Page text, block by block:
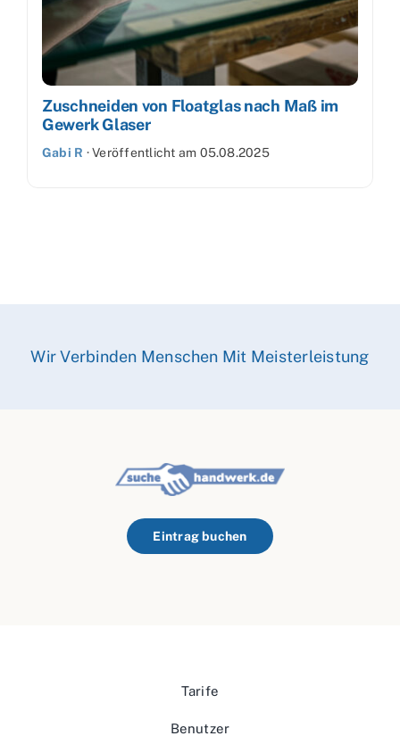
Zuschneiden von Floatglas nach Maß im
Gewerk Glaser
Gabi R ·Veröffentlicht am 05.08.2025
Wir Verbinden Menschen Mit Meisterleistung
Eintrag buchen
Tarife
Benutzer